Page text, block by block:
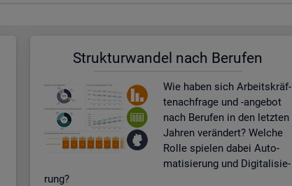
Struk­tur­wan­del nach Be­ru­fen
Wie haben sich Ar­beits­kräf­
te­nach­fra­ge und -an­ge­bot
nach Be­ru­fen in den letz­ten
Jah­ren ver­än­dert? Wel­che
Rolle spie­len dabei Au­to­
ma­ti­sie­rung und Di­gi­ta­li­sie­
rung?